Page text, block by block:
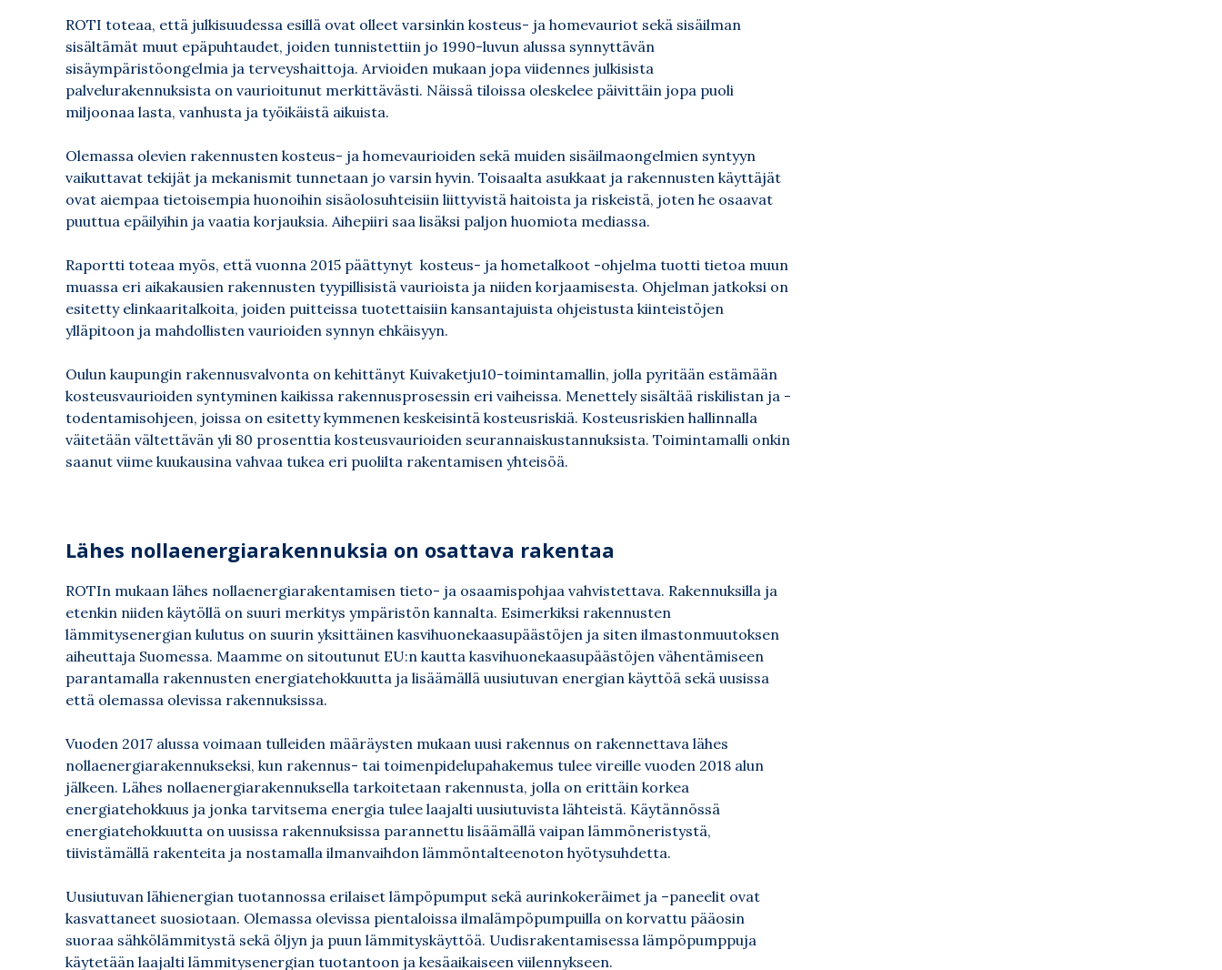
ROTI toteaa, että julkisuudessa esillä ovat olleet varsinkin kosteus- ja homevauriot sekä sisäilman
sisältämät muut epäpuhtaudet, joiden tunnistettiin jo 1990-luvun alussa synnyttävän
sisäympäristöongelmia ja terveyshaittoja. Arvioiden mukaan jopa viidennes julkisista
palvelurakennuksista on vaurioitunut merkittävästi. Näissä tiloissa oleskelee päivittäin jopa puoli
miljoonaa lasta, vanhusta ja työikäistä aikuista.
Olemassa olevien rakennusten kosteus- ja homevaurioiden sekä muiden sisäilmaongelmien syntyyn
vaikuttavat tekijät ja mekanismit tunnetaan jo varsin hyvin. Toisaalta asukkaat ja rakennusten käyttäjät
ovat aiempaa tietoisempia huonoihin sisäolosuhteisiin liittyvistä haitoista ja riskeistä, joten he osaavat
puuttua epäilyihin ja vaatia korjauksia. Aihepiiri saa lisäksi paljon huomiota mediassa.
Raportti toteaa myös, että vuonna 2015 päättynyt kosteus- ja hometalkoot -ohjelma tuotti tietoa muun
muassa eri aikakausien rakennusten tyypillisistä vaurioista ja niiden korjaamisesta. Ohjelman jatkoksi on
esitetty elinkaaritalkoita, joiden puitteissa tuotettaisiin kansantajuista ohjeistusta kiinteistöjen
ylläpitoon ja mahdollisten vaurioiden synnyn ehkäisyyn.
Oulun kaupungin rakennusvalvonta on kehittänyt Kuivaketju10-toimintamallin, jolla pyritään estämään
kosteusvaurioiden syntyminen kaikissa rakennusprosessin eri vaiheissa. Menettely sisältää riskilistan ja -
todentamisohjeen, joissa on esitetty kymmenen keskeisintä kosteusriskiä. Kosteusriskien hallinnalla
väitetään vältettävän yli 80 prosenttia kosteusvaurioiden seurannaiskustannuksista. Toimintamalli onkin
saanut viime kuukausina vahvaa tukea eri puolilta rakentamisen yhteisöä.
Lähes nollaenergiarakennuksia on osattava rakentaa
ROTIn mukaan lähes nollaenergiarakentamisen tieto- ja osaamispohjaa vahvistettava. Rakennuksilla ja
etenkin niiden käytöllä on suuri merkitys ympäristön kannalta. Esimerkiksi rakennusten
lämmitysenergian kulutus on suurin yksittäinen kasvihuonekaasupäästöjen ja siten ilmastonmuutoksen
aiheuttaja Suomessa. Maamme on sitoutunut EU:n kautta kasvihuonekaasupäästöjen vähentämiseen
parantamalla rakennusten energiatehokkuutta ja lisäämällä uusiutuvan energian käyttöä sekä uusissa
että olemassa olevissa rakennuksissa.
Vuoden 2017 alussa voimaan tulleiden määräysten mukaan uusi rakennus on rakennettava lähes
nollaenergiarakennukseksi, kun rakennus- tai toimenpidelupahakemus tulee vireille vuoden 2018 alun
jälkeen. Lähes nollaenergiarakennuksella tarkoitetaan rakennusta, jolla on erittäin korkea
energiatehokkuus ja jonka tarvitsema energia tulee laajalti uusiutuvista lähteistä. Käytännössä
energiatehokkuutta on uusissa rakennuksissa parannettu lisäämällä vaipan lämmöneristystä,
tiivistämällä rakenteita ja nostamalla ilmanvaihdon lämmöntalteenoton hyötysuhdetta.
Uusiutuvan lähienergian tuotannossa erilaiset lämpöpumput sekä aurinkokeräimet ja –paneelit ovat
kasvattaneet suosiotaan. Olemassa olevissa pientaloissa ilmalämpöpumpuilla on korvattu pääosin
suoraa sähkölämmitystä sekä öljyn ja puun lämmityskäyttöä. Uudisrakentamisessa lämpöpumppuja
käytetään laajalti lämmitysenergian tuotantoon ja kesäaikaiseen viilennykseen.